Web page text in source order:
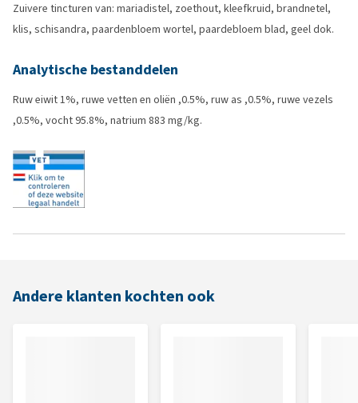
Zuivere tincturen van: mariadistel, zoethout, kleefkruid, brandnetel,
klis, schisandra, paardenbloem wortel, paardebloem blad, geel dok.
Analytische bestanddelen
Ruw eiwit 1%, ruwe vetten en oliën ,0.5%, ruw as ,0.5%, ruwe vezels
,0.5%, vocht 95.8%, natrium 883 mg/kg.
Andere klanten kochten ook